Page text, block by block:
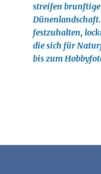
streifen
festzuhalten,
die sich für
bis zum